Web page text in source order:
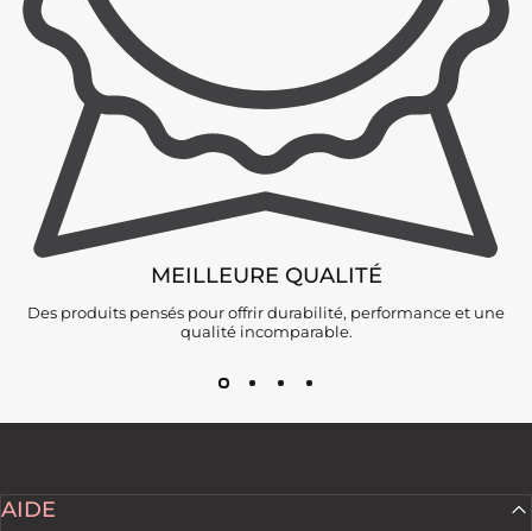
MEILLEURE QUALITÉ
Des produits pensés pour offrir durabilité, performance et une
qualité incomparable.
AIDE